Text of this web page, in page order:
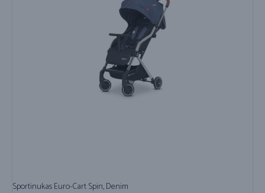
Sportinukas Euro-Cart Spin, Denim